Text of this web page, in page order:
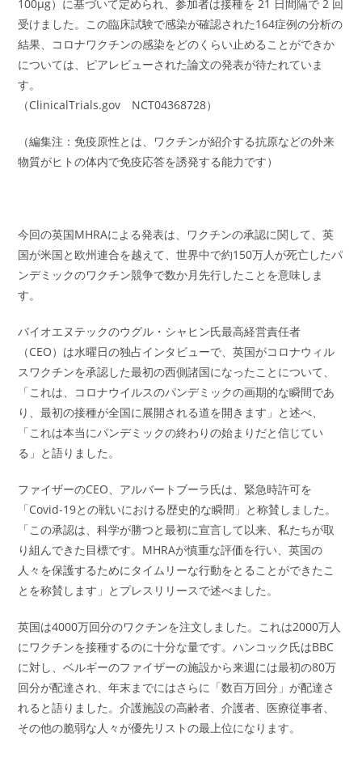
100μg）に基づいて定められ、参加者は接種を 21 日間隔で 2 回
受けました。この臨床試験で感染が確認された164症例の分析の
結果、コロナワクチンの感染をどのくらい止めることができか
については、ピアレビューされた論文の発表が待たれていま
す。
（ClinicalTrials.gov NCT04368728）
（編集注：免疫原性とは、ワクチンが紹介する抗原などの外来
物質がヒトの体内で免疫応答を誘発する能力です）
今回の英国MHRAによる発表は、ワクチンの承認に関して、英
国が米国と欧州連合を越えて、世界中で約150万人が死亡したパ
ンデミックのワクチン競争で数か月先行したことを意味しま
す。
バイオエヌテックのウグル・シャヒン氏最高経営責任者
（CEO）は水曜日の独占インタビューで、英国がコロナウィル
スワクチンを承認した最初の西側諸国になったことについて、
「これは、コロナウイルスのパンデミックの画期的な瞬間であ
り、最初の接種が全国に展開される道を開きます」と述べ、
「これは本当にパンデミックの終わりの始まりだと信じてい
る」と語りました。
ファイザーのCEO、アルバートブーラ氏は、緊急時許可を
「Covid-19との戦いにおける歴史的な瞬間」と称賛しました。
「この承認は、科学が勝つと最初に宣言して以来、私たちが取
り組んできた目標です。MHRAが慎重な評価を行い、英国の
人々を保護するためにタイムリーな行動をとることができたこ
とを称賛します」とプレスリリースで述べました。
英国は4000万回分のワクチンを注文しました。これは2000万人
にワクチンを接種するのに十分な量です。ハンコック氏はBBC
に対し、ベルギーのファイザーの施設から来週には最初の80万
回分が配達され、年末までにはさらに「数百万回分」が配達さ
れると語りました。介護施設の高齢者、介護者、医療従事者、
その他の脆弱な人々が優先リストの最上位になります。